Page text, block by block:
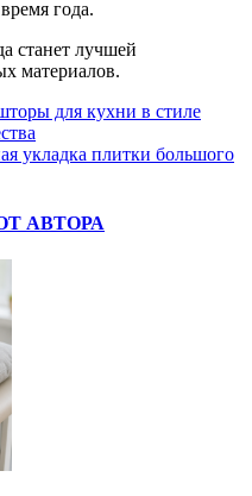
года.
станет лучшей
материалов.
для кухни в стиле
укладка плитки большого
АВТОРА